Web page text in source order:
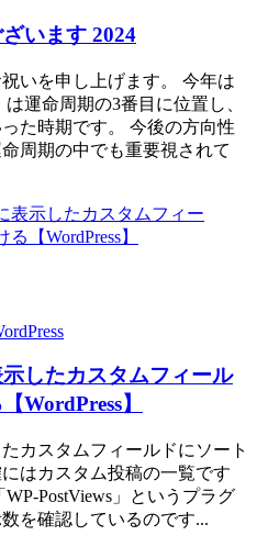
います 2024
いを申し上げます。 今年は
運命周期の3番目に位置し、
た時期です。 今後の方向性
周期の中でも重要視されて
理
画
したカスタムフィール
WordPress】
カスタムフィールドにソート
はカスタム投稿の一覧です
PostViews」というプラグ
を確認しているのです...